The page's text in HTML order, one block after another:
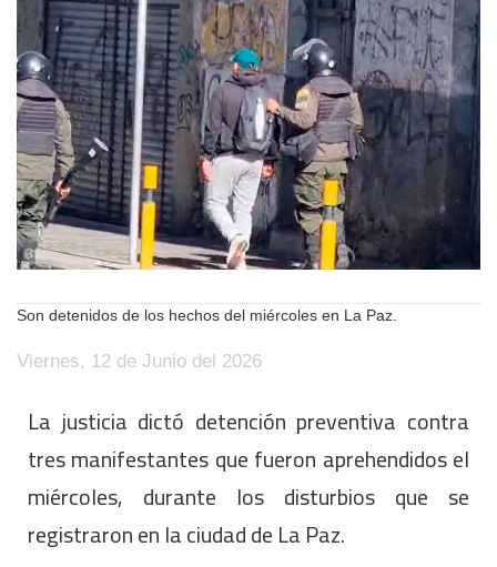
Son detenidos de los hechos del miércoles en La Paz.
Viernes, 12 de Junio del 2026
La justicia dictó detención preventiva contra
tres manifestantes que fueron aprehendidos el
miércoles, durante los disturbios que se
registraron en la ciudad de La Paz.